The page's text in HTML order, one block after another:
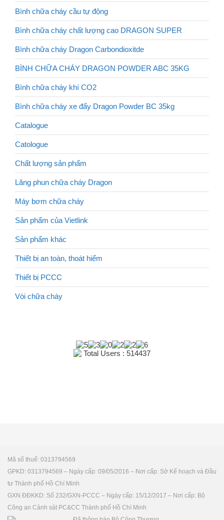
Bình chữa cháy cầu tự động
Bình chữa cháy chất lượng cao DRAGON SUPER
Bình chữa cháy Dragon Carbondioxitde
BÌNH CHỮA CHÁY DRAGON POWDER ABC 35KG
Bình chữa cháy khí CO2
Bình chữa cháy xe đẩy Dragon Powder BC 35kg
Catalogue
Catologue
Chất lượng sản phẩm
Lăng phun chữa cháy Dragon
Máy bơm chữa cháy
Sản phẩm của Vietlink
Sản phẩm khác
Thiết bị an toàn, thoát hiểm
Thiết bị PCCC
Vòi chữa cháy
Total Users : 514437
Mã số thuế: 0313794569
GPKD: 0313794569 – Ngày cấp: 09/05/2016 – Nơi cấp: Sở Kế hoạch và Đầu
tư Thành phố Hồ Chí Minh
GXN ĐĐKKD: Số 232/GXN-PCCC – Ngày cấp: 15/12/2017 – Nơi cấp: Bộ
Công an Cảnh sát PC&CC Thành phố Hồ Chí Minh